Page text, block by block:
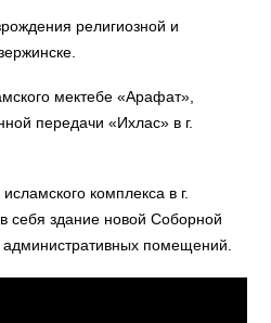
религиозной и
мектебе «Арафат»,
передачи «Ихлас» в г.
комплекса в г.
себя здание новой Соборной
помещений.